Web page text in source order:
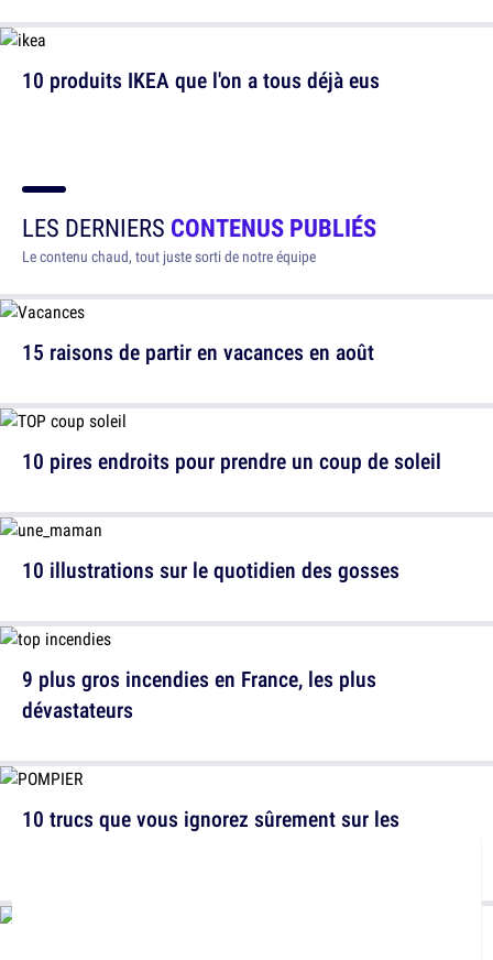
10 produits IKEA que l'on a tous déjà eus
LES DERNIERS CONTENUS PUBLIÉS
Le contenu chaud, tout juste sorti de notre équipe
15 raisons de partir en vacances en août
10 illustrations sur le quotidien des gosses
10 trucs que vous ignorez sûrement sur les
10 pires endroits pour prendre un coup de soleil
9 plus gros incendies en France, les plus
dévastateurs